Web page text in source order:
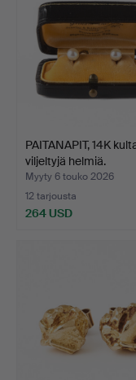
PAITANAPIT, 14K
viljeltyjä helmiä.
Myyty 6 touko 2026
12 tarjousta
264 USD